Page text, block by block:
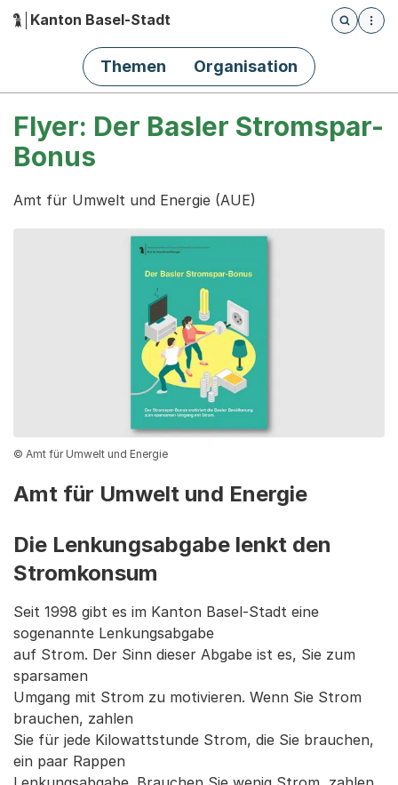
Hauptnavigation
Kanton Basel-Stadt
Öffnet
Themen Organisation
Flyer: Der Basler Stromspar-
Bonus
Amt für Umwelt und Energie (AUE)
© Amt für Umwelt und Energie
Amt für Umwelt und Energie
Die Lenkungsabgabe lenkt den
Stromkonsum
Seit 1998 gibt es im Kanton Basel-Stadt eine
sogenannte Lenkungsabgabe
auf Strom. Der Sinn dieser Abgabe ist es, Sie zum
sparsamen
Umgang mit Strom zu motivieren. Wenn Sie Strom
brauchen, zahlen
Sie für jede Kilowattstunde Strom, die Sie brauchen,
ein paar Rappen